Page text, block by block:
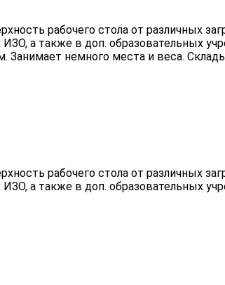
рабочего стола от различных
а также в доп. образовательных
немного места и веса.
рабочего стола от различных
ИЗО, а также в доп. образовательных